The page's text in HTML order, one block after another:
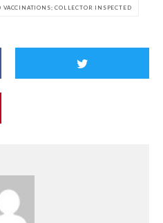
VACCINATIONS; COLLECTOR INSPECTED